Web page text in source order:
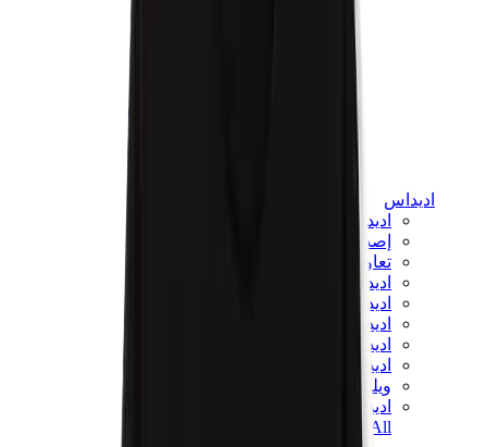
اديداس
اديداس الأكثر مبيعاً
إصدارات اديداس الجديدة
تعاونات اديداس
اديداس كامبوس
اديداس سامبا
اديداس سبيزيال
اديداس غزال
اديداس فوروم لو
ويلز بونر
اديداس اوريجينالز
View All